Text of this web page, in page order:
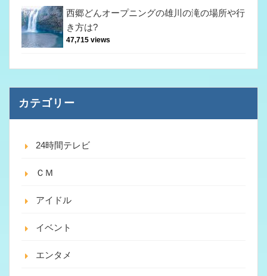
西郷どんオープニングの雄川の滝の場所や行
き方は?
47,715 views
カテゴリー
24時間テレビ
ＣＭ
アイドル
イベント
エンタメ